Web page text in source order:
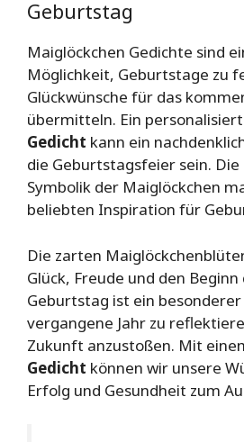
Geburtstag
Maiglöckchen Gedichte sind
Möglichkeit, Geburtstage zu
Glückwünsche für das
übermitteln. Ein
Gedicht kann ein
die Geburtstagsfeier sein. Die
Symbolik der Maiglöckchen
beliebten Inspiration für
Die zarten
Glück, Freude und den Beginn
Geburtstag ist ein besonderer
vergangene Jahr zu
Zukunft anzustoßen. Mit
Gedicht können wir unsere
Erfolg und Gesundheit zum